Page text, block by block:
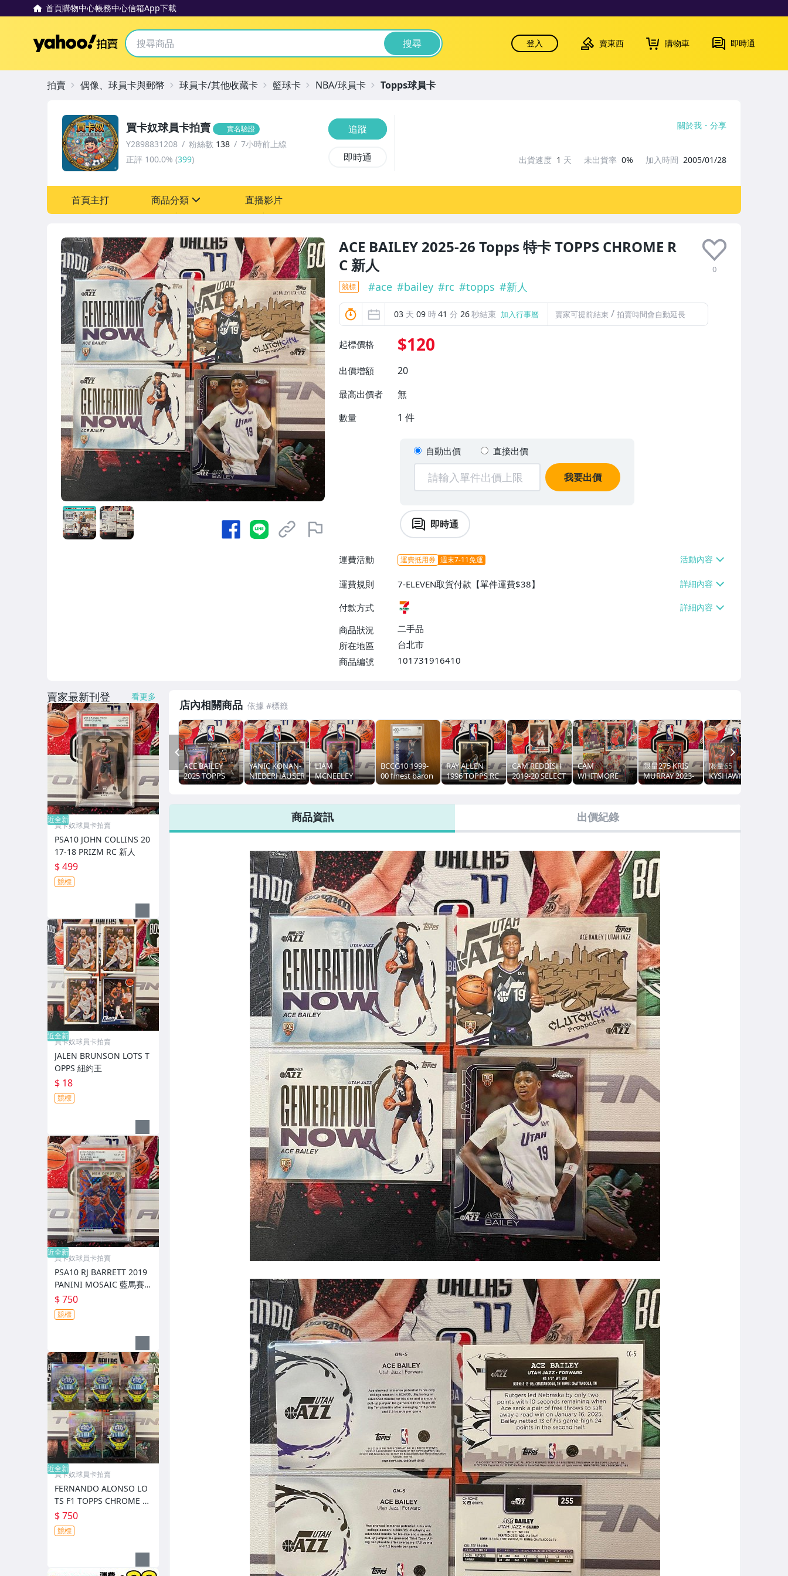
首頁購物中心帳務中心信箱App下載
Yahoo拍賣 搜尋 登入 賣東西 購物車 即時通
近全新
ACE BAILEY 2025-26 Topps 特卡 TOPPS CHROME R
C 新人
0
競標 #ace #bailey #rc #topps #新人
03 天 09 時41 分 24秒結束 加入行事曆 賣家可提前結束 / 拍賣時間會自動延長
起標價格 $120
出價增額 20
最高出價者 無
數量 1 件
自動出價 直接出價
我要出價
即時通
運費活動 運費抵用券 週末7-11免運
運費規則
7-ELEVEN取貨付款【單件運費$38】
付款方式
商品狀況
二手品
所在地區
台北市
商品編號
101731916410
買卡奴球員卡拍賣 實名驗證
Y2898831208 粉絲數 138
7小時前上線
正評 100.0% (399)
追蹤
即時通
關於我 分享
出貨速度 1 天 未出貨率 0% 加入時間 2005/01/28
首頁主打 商品分類
偶像、球員卡與郵幣
運動、戶外與休閒
直播影片
拍賣 偶像、球員卡與郵幣 球員卡/其他收藏卡 籃球卡 NBA/球員卡 Topps球員卡
店內相關商品
ACE BAILEY
2025 TOPPS
CHROME RC 新
YANIC KONAN-
NIEDERHÄUSER
2025 TOPPS 雪
LIAM
MCNEELEY
2025 TOPPS RC
BCCG10 1999-
00 finest baron
davis RC 新人
RAY ALLEN
1996 TOPPS RC
新人
CAM REDDISH
2019-20 SELECT
OPTIC MOSAIC
CAM
WHITMORE
LOTS 2023-24
PRIZM 特卡 銀
亮 RC 新人
限量275 KRIS
MURRAY 2023-
24 HOOPS
STOCK RC 新人
限量65
KYSHAWN
GEORGE 2024-
新人
PREV
商品資訊 出價紀錄
賣家最新刊登 看更多
近全新
買卡奴球員卡拍賣
PSA10 JOHN COLLINS 20
17-18 PRIZM RC 新人
$ 499
競標
近全新
買卡奴球員卡拍賣
JALEN BRUNSON LOTS T
OPPS 紐約王
$ 18
競標
近全新
買卡奴球員卡拍賣
PSA10 RJ BARRETT 2019
PANINI MOSAIC 藍馬賽
克亮 RC 新人
$ 750
競標
近全新
買卡奴球員卡拍賣
FERNANDO ALONSO LO
TS F1 TOPPS CHROME 銀
亮 特卡 安全帽卡
$ 750
競標